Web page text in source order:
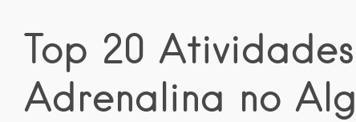
Top 20
Adrenalina no